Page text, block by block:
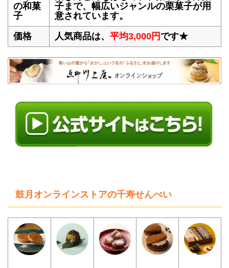
の和菓
子
子まで、幅広いジャンルの栗菓子が用
意されています。
価格
人気商品は、 平均3,000円 です★
鼓月オンラインストアの千寿せんべい